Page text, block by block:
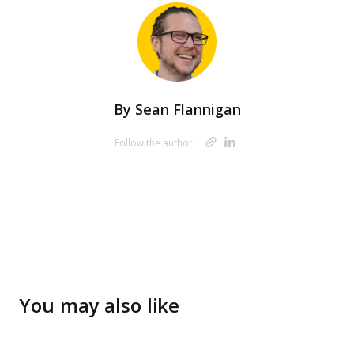
By Sean Flannigan
Follow the author: Opens new
You may also like